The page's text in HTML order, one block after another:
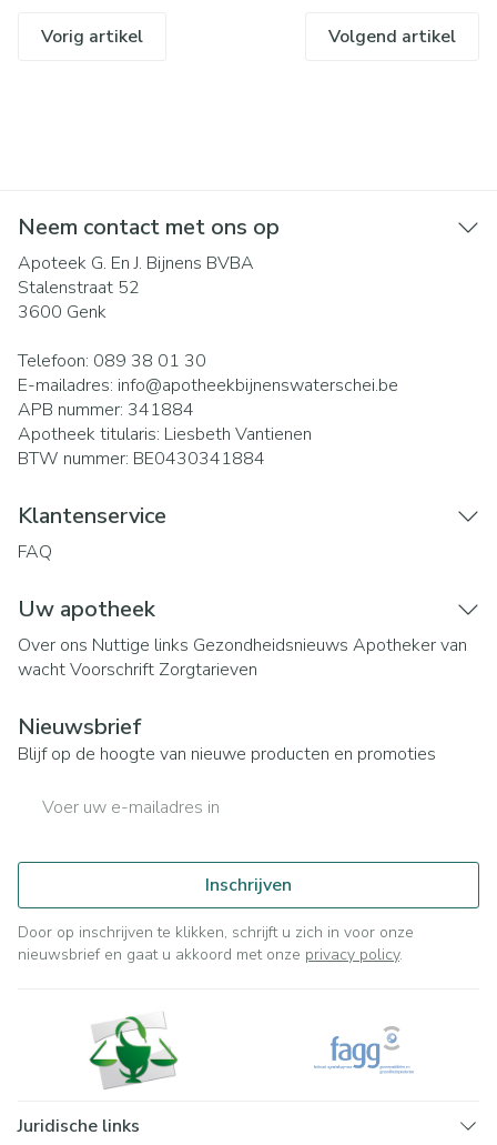
Vorig artikel Volgend artikel
Neem contact met ons op
Apoteek G. En J. Bijnens BVBA
Stalenstraat 52
3600 Genk
Telefoon: 089 38 01 30
E-mailadres: info@apotheekbijnenswaterschei.be
APB nummer: 341884
Apotheek titularis: Liesbeth Vantienen
BTW nummer: BE0430341884
Klantenservice
FAQ
Uw apotheek
Over ons Nuttige links Gezondheidsnieuws Apotheker van
wachtVoorschrift Zorgtarieven
Nieuwsbrief
Blijf op de hoogte van nieuwe producten en promoties
Inschrijven
Door op inschrijven te klikken, schrijft u zich in voor onze
nieuwsbrief en gaat u akkoord met onze privacy policy.
Juridische links